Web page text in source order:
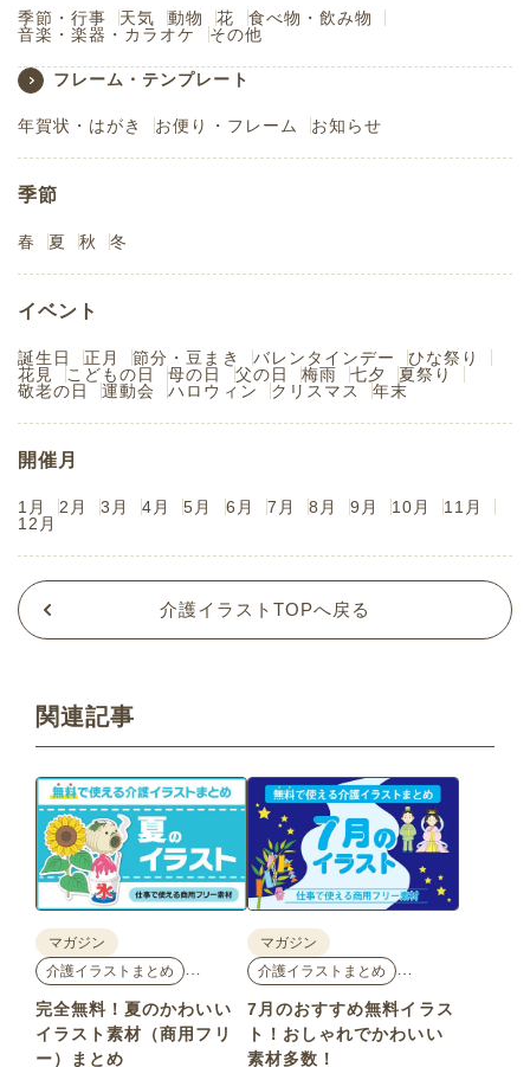
季節・行事 天気 動物 花
食べ物・飲み物
音楽・楽器・カラオケ
その他
フレーム・テンプレート
年賀状・はがき お便り・フレーム お知らせ
季節
春 夏 秋 冬
イベント
誕生日 正月 節分・豆まき バレンタインデー
ひな祭り
花見
こどもの日 母の日 父の日 梅雨 七夕
夏祭り
敬老の日
運動会 ハロウィン クリスマス 年末
開催月
1月 2月 3月 4月 5月 6月 7月 8月 9月 10月
11月
12月
介護イラストTOPへ戻る
関連記事
マガジン
介護イラストまとめ
完全無料！夏のかわいい
イラスト素材（商用フリ
ー）まとめ
マガジン
介護イラストまとめ
7月のおすすめ無料イラス
ト！おしゃれでかわいい
素材多数！